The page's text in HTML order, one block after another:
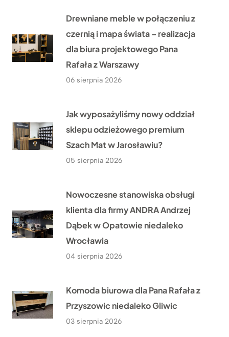
Drewniane meble w połączeniu z
czernią i mapa świata – realizacja
dla biura projektowego Pana
Rafała z Warszawy
06 sierpnia 2026
Jak wyposażyliśmy nowy oddział
sklepu odzieżowego premium
Szach Mat w Jarosławiu?
05 sierpnia 2026
Nowoczesne stanowiska obsługi
klienta dla firmy ANDRA Andrzej
Dąbek w Opatowie niedaleko
Wrocławia
04 sierpnia 2026
Komoda biurowa dla Pana Rafała z
Przyszowic niedaleko Gliwic
03 sierpnia 2026